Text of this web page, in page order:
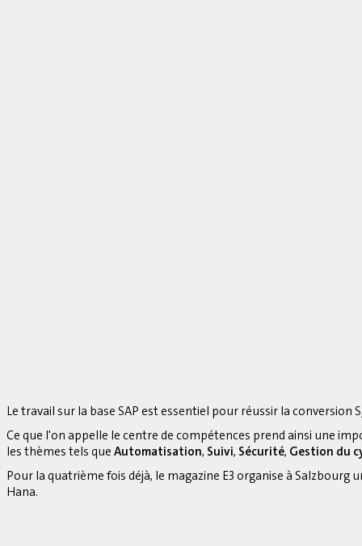
Le travail sur la base SAP est essentiel pour réussir la conversion
Ce que l'on appelle le centre de compétences prend ainsi une
les thèmes tels que Automatisation, Suivi, Sécurité, Gestion du
Pour la quatrième fois déjà, le magazine E3 organise à
Hana.